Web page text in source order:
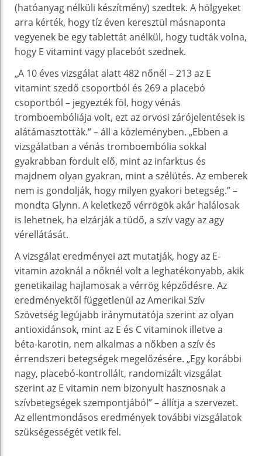
(hatóanyag nélküli készítmény) szedtek. A hölgyeket
arra kérték, hogy tíz éven keresztül másnaponta
vegyenek be egy tablettát anélkül, hogy tudták volna,
hogy E vitamint vagy placebót szednek.
„A 10 éves vizsgálat alatt 482 nőnél – 213 az E
vitamint szedő csoportból és 269 a placebó
csoportból – jegyezték föl, hogy vénás
tromboembóliája volt, ezt az orvosi zárójelentések is
alátámasztották.” – áll a közleményben. „Ebben a
vizsgálatban a vénás tromboembólia sokkal
gyakrabban fordult elő, mint az infarktus és
majdnem olyan gyakran, mint a szélütés. Az emberek
nem is gondolják, hogy milyen gyakori betegség.” –
mondta Glynn. A keletkező vérrögök akár halálosak
is lehetnek, ha elzárják a tüdő, a szív vagy az agy
vérellátását.
A vizsgálat eredményei azt mutatják, hogy az E-
vitamin azoknál a nőknél volt a leghatékonyabb, akik
genetikailag hajlamosak a vérrög képződésre. Az
eredményektől függetlenül az Amerikai Szív
Szövetség legújabb iránymutatója szerint az olyan
antioxidánsok, mint az E és C vitaminok illetve a
béta-karotin, nem alkalmas a nőkben a szív és
érrendszeri betegségek megelőzésére. „Egy korábbi
nagy, placebó-kontrollált, randomizált vizsgálat
szerint az E vitamin nem bizonyult hasznosnak a
szívbetegségek szempontjából” – állítja a szervezet.
Az ellentmondásos eredmények további vizsgálatok
szükségességét vetik fel.